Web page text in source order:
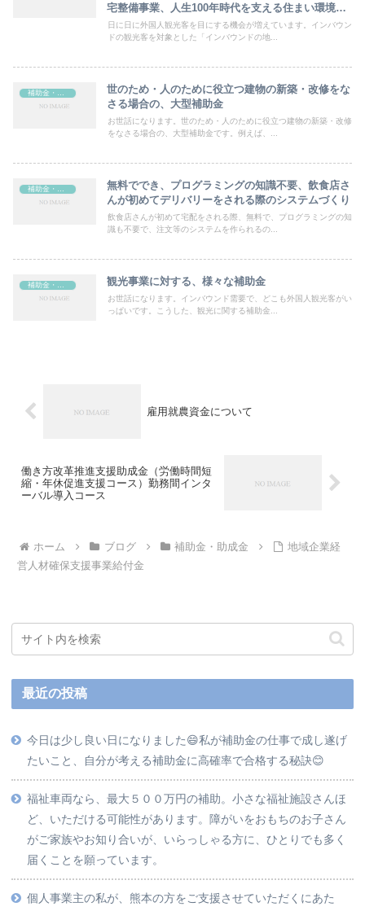
宅整備事業、人生100年時代を支える住まい環境整
備モデル事業
日に日に外国人観光客を目にする機会が増えています。インバウン
ドの観光客を対象とした「インバウンドの地...
補助金・助成金
世のため・人のために役立つ建物の新築・改修をな
さる場合の、大型補助金
お世話になります。世のため・人のために役立つ建物の新築・改修
をなさる場合の、大型補助金です。例えば、...
無料ででき、プログラミングの知識不要、飲食店さ
んが初めてデリバリーをされる際のシステムづくり
飲食店さんが初めて宅配をされる際、無料で、プログラミングの知
識も不要で、注文等のシステムを作られるの...
観光事業に対する、様々な補助金
お世話になります。インバウンド需要で、どこも外国人観光客がい
っぱいです。こうした、観光に関する補助金...
雇用就農資金について
働き方改革推進支援助成金（労働時間短
縮・年休促進支援コース）勤務間インタ
ーバル導入コース
ホーム ブログ 補助金・助成金
地域企業経
営人材確保支援事業給付金
最近の投稿
今日は少し良い日になりました😄私が補助金の仕事で成し遂げ
たいこと、自分が考える補助金に高確率で合格する秘訣😊
福祉車両なら、最大５００万円の補助。小さな福祉施設さんほ
ど、いただける可能性があります。障がいをおもちのお子さん
がご家族やお知り合いが、いらっしゃる方に、ひとりでも多く
届くことを願っています。
個人事業主の私が、熊本の方をご支援させていただくにあた